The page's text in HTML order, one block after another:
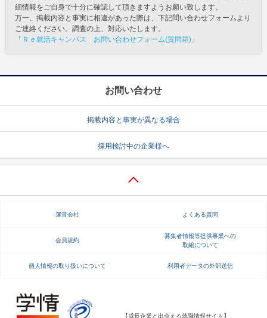
細情報をご自身で十分に確認して頂きますようお願い致します。
万一、掲載内容と事実に相違があった際は、下記問い合わせフォームより
ご連絡ください。調査の上、対応いたします。
「 Ｒｅ就活キャンパス お問い合わせフォーム(質問箱) 」
お問い合わせ
掲載内容と事実が異なる場合
採用検討中の企業様へ
運営会社 よくある質問
会員規約
募集者情報等提供事業への
取組について
個人情報の取り扱いについて 利用者データの外部送信
【成長企業と出会える就職情報サイト】